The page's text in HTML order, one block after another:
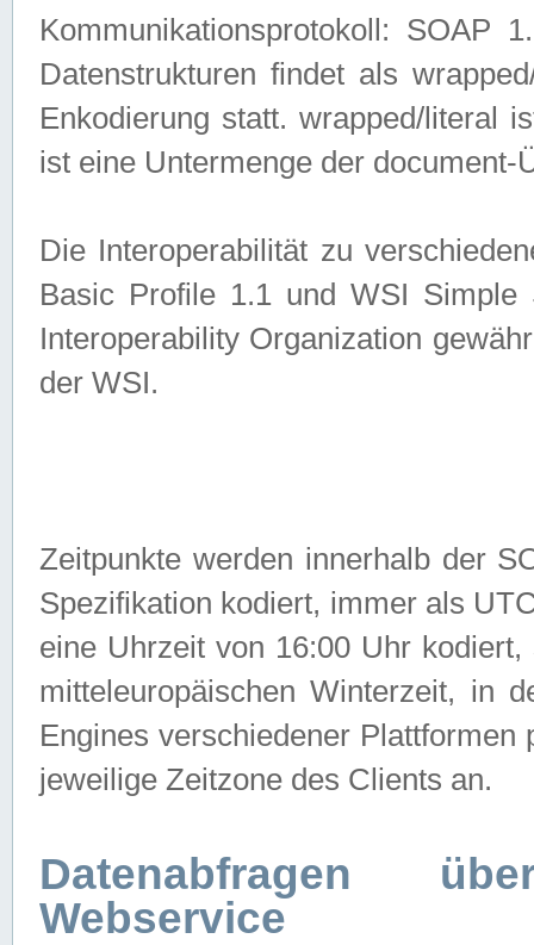
Kommunikationsprotokoll: SOAP
Datenstrukturen findet als
Enkodierung statt. wrapped/literal
ist eine Untermenge der
Die Interoperabilität zu
Basic Profile 1.1 und WSI
Interoperability Organization
der WSI.
Zeitpunkte werden innerhalb der
Spezifikation kodiert, immer als
eine Uhrzeit von 16:00 Uhr
mitteleuropäischen Winterzeit, in
Engines verschiedener
jeweilige Zeitzone des Clients an.
Datenabfragen
Webservice